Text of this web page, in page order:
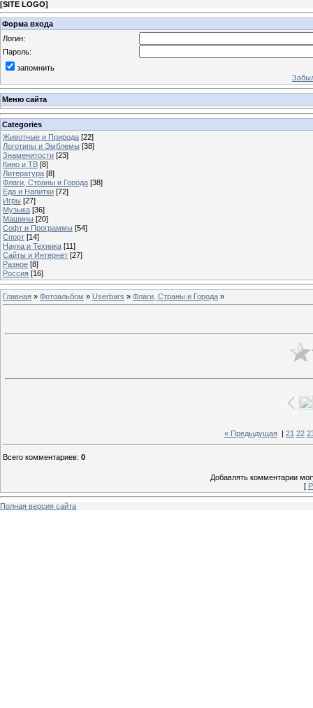
[SITE LOGO]
Форма входа
Логин:
Пароль:
запомнить
Меню сайта
Categories
Животные и Природа [22]
Логотипы и Эмблемы [38]
Знаменитости [23]
Кино и ТВ [8]
Литература [8]
Флаги, Страны и Города [38]
Еда и Напитки [72]
Игры [27]
Музыка [36]
Машины [20]
Софт и Программы [54]
Спорт [14]
Наука и Техника [11]
Сайты и Интернет [27]
Разное [8]
Россия [16]
Главная » Фотоальбом » Userbars » Флаги, Страны и Города »
« Предыдущая 21 22
Всего комментариев: 0
Добавлять комментарии
[
Полная версия сайта